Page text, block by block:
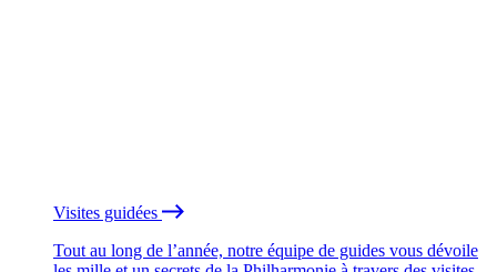
Visites guidées
Tout au long de l’année, notre équipe de guides vous dévoile